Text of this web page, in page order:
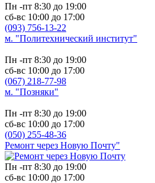
Пн -пт 8:30 до 19:00
сб-вс 10:00 до 17:00
(093) 756-13-22
м. "Политехнический институт"
Пн -пт 8:30 до 19:00
сб-вс 10:00 до 17:00
(067) 218-77-98
м. "Позняки"
Пн -пт 8:30 до 19:00
сб-вс 10:00 до 17:00
(050) 255-48-36
Ремонт через Новую Почту"
Пн -пт 8:30 до 19:00
сб-вс 10:00 до 17:00